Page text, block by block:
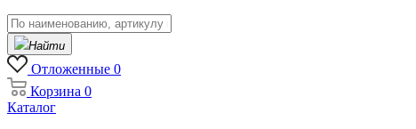
Найти
Отложенные 0
Корзина 0
Каталог